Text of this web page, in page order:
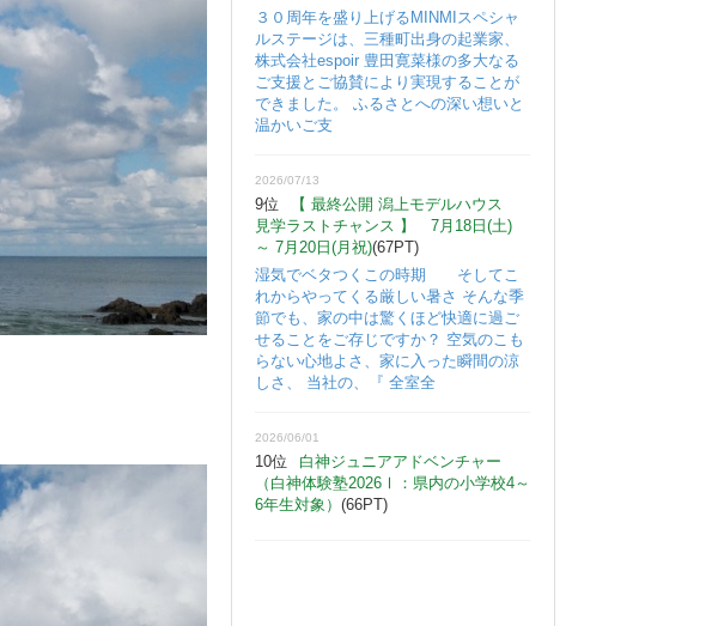
３０周年を盛り上げるMINMIスペシャ
ルステージは、三種町出身の起業家、
株式会社espoir 豊田寛菜様の多大なる
ご支援とご協賛により実現することが
できました。 ふるさとへの深い想いと
温かいご支
2026/07/13
9位
【 最終公開 潟上モデルハウス
見学ラストチャンス 】 7月18日(土)
～ 7月20日(月祝)(67PT)
湿気でベタつくこの時期 そしてこ
れからやってくる厳しい暑さ そんな季
節でも、家の中は驚くほど快適に過ご
せることをご存じですか？ 空気のこも
らない心地よさ、家に入った瞬間の涼
しさ、 当社の、『 全室全
2026/06/01
10位
白神ジュニアアドベンチャー
（白神体験塾2026Ⅰ：県内の小学校4～
6年生対象） (66PT)